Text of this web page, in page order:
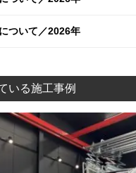
ついて／2026年
いる施工事例